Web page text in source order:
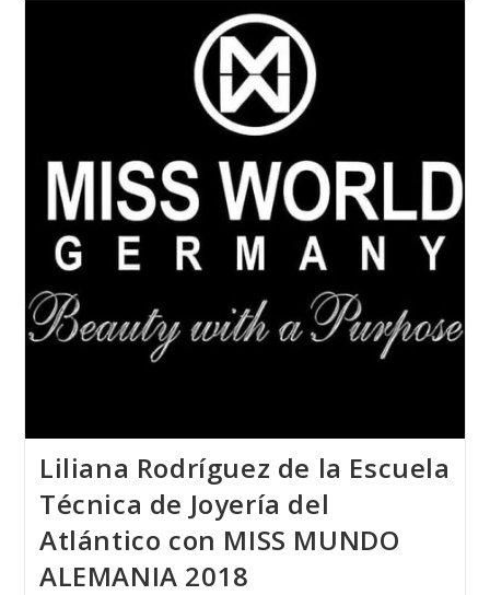
Atlántico
Recibe
Premio
Moda
PRENAMO
2018
Liliana Rodríguez de la Escuela
Técnica de Joyería del
Atlántico con MISS MUNDO
ALEMANIA 2018